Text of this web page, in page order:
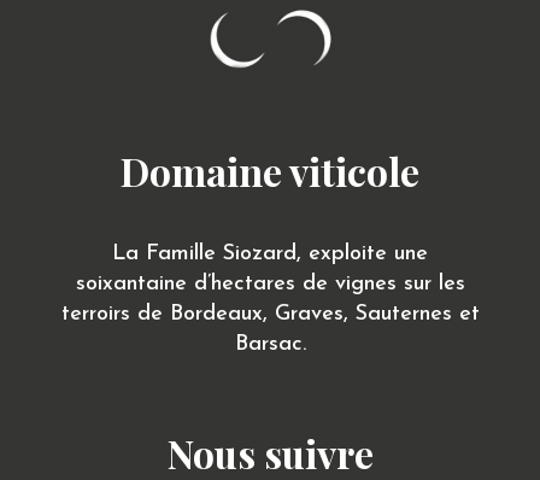
Domaine viticole
La Famille Siozard, exploite une
soixantaine d’hectares de vignes sur les
terroirs de Bordeaux, Graves, Sauternes et
Barsac.
Nous suivre